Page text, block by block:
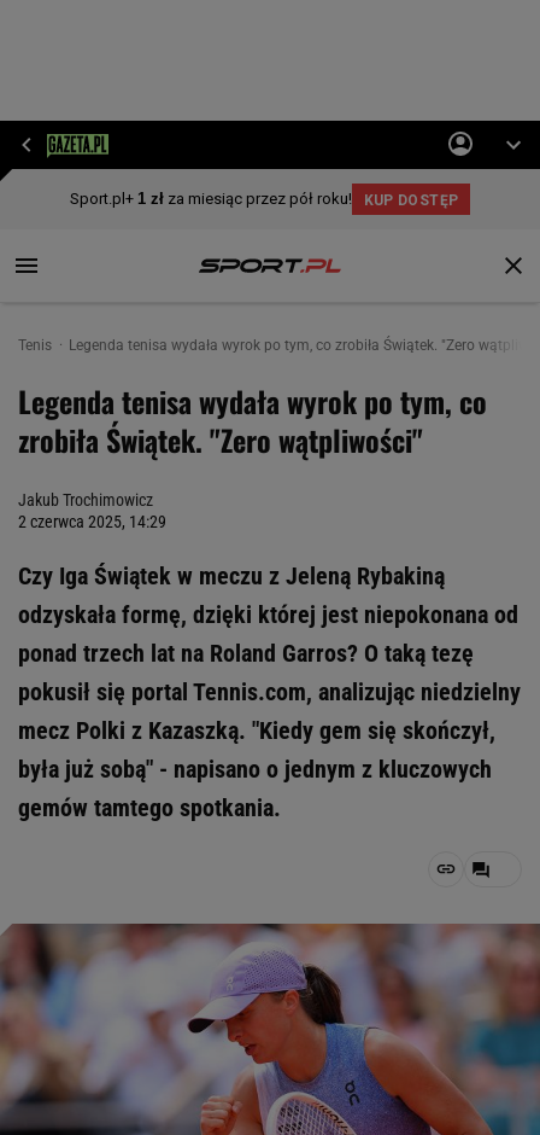
Tenis Legenda tenisa wydała wyrok po tym, co zrobiła Świątek. "Zero
Legenda tenisa wydała wyrok po tym, co
zrobiła Świątek. "Zero wątpliwości"
Jakub Trochimowicz
2 czerwca 2025, 14:29
Czy Iga Świątek w meczu z Jeleną Rybakiną
odzyskała formę, dzięki której jest niepokonana od
ponad trzech lat na Roland Garros? O taką tezę
pokusił się portal Tennis.com, analizując niedzielny
mecz Polki z Kazaszką. "Kiedy gem się skończył,
była już sobą" - napisano o jednym z kluczowych
gemów tamtego spotkania.